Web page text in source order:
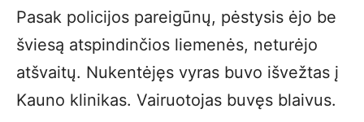
Pasak policijos pareigūnų, pėstysis ėjo be
šviesą atspindinčios liemenės, neturėjo
atšvaitų. Nukentėjęs vyras buvo išvežtas į
Kauno klinikas. Vairuotojas buvęs blaivus.